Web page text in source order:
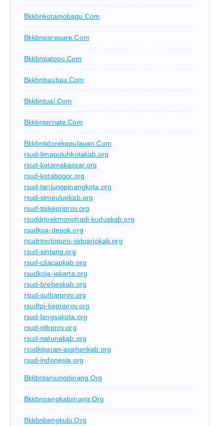
Bkkbnkotamobagu.com
Bkkbnparepare.com
Bkkbnpalopo.com
Bkkbnbaubau.com
Bkkbntual.com
Bkkbnternate.com
Bkkbntidorekepulauan.com
rsud-limapuluhkotakab.org
rsud-kotamakassar.org
rsud-kotabogor.org
rsud-tanjungpinangkota.org
rsud-simeuluekab.org
rsud-tpikepriprov.org
rsuddrloekmonohadi-kuduskab.org
rsudksa-depok.org
rsudrtnotopuro-sidoarjokab.org
rsud-sintang.org
rsud-cilacapkab.org
rsudkoja-jakarta.org
rsud-brebeskab.org
rsud-sulbarprov.org
rsudtpi-kepriprov.org
rsud-langsakota.org
rsud-ntbprov.org
rsud-natunakab.org
rsudkisaran-asahankab.org
rsud-indonesia.org
Bkkbntanjungpinang.org
Bkkbnpangkalpinang.org
Bkkbnbengkulu.org